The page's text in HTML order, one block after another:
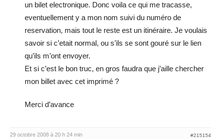
un bilet electronique. Donc voila ce qui me tracasse,
eventuellement y a mon nom suivi du numéro de
reservation, mais tout le reste est un itinéraire. Je voulais
savoir si c’etait normal, ou s’ils se sont gouré sur le lien
qu’ils m’ont envoyer.
Et si c’est le bon truc, en gros faudra que j’aille chercher
mon billet avec cet imprimé ?
Merci d’avance
29 octobre 2008 à 20 h 24 min #215154